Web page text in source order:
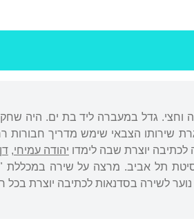
וחצי. גדל במעברה ליד בת ים. היה
שירותו הצבאי שימש מדריך
יוצרת שבה לימדו יהודה עמיחי,
תל אביב. מרצה על שירה במכללת
נוער לשירה בסדנאות לכתיבה יוצרת בכל